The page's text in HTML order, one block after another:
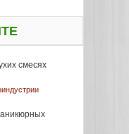
смесях